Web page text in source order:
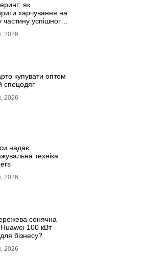
як
харчування на
частину успішного
2026
купувати оптом
спецодяг
2026
надає
техніка
2026
сонячна
Huawei 100 кВт
бізнесу?
2026